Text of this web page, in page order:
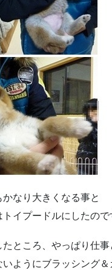
なり大きくなる事と
イプードルにしたので
ところ、やっぱり仕
ようにブラッシング